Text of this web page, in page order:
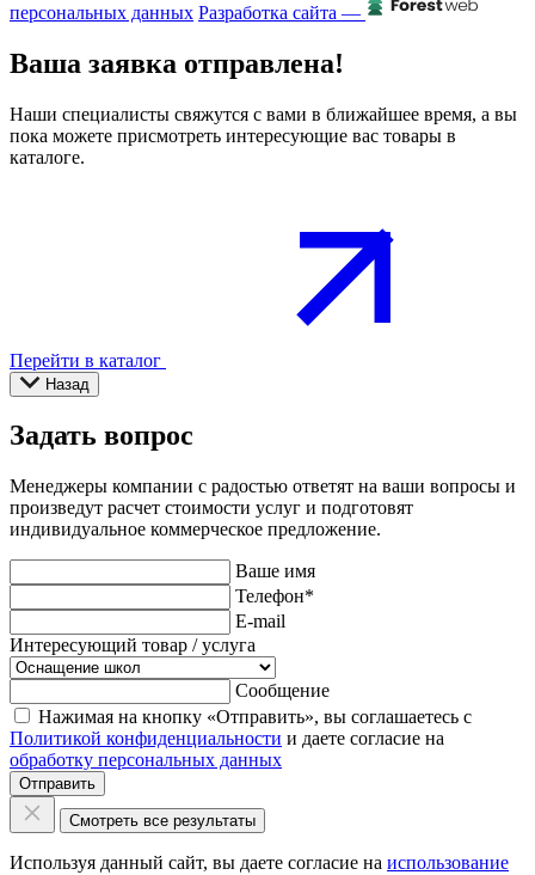
персональных данных Разработка сайта —
Ваша заявка отправлена!
Наши специалисты свяжутся с вами в ближайшее время, а вы
пока можете присмотреть интересующие вас товары в
каталоге.
Перейти в каталог
Назад
Задать вопрос
Менеджеры компании с радостью ответят на ваши вопросы и
произведут расчет стоимости услуг и подготовят
индивидуальное коммерческое предложение.
Ваше имя
Телефон*
E-mail
Интересующий товар / услуга
Сообщение
Нажимая на кнопку «Отправить», вы соглашаетесь с
Политикой конфиденциальности и даете согласие на
обработку персональных данных
Отправить
Смотреть все результаты
Используя данный сайт, вы даете согласие на использование